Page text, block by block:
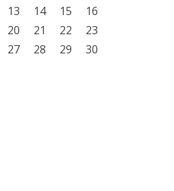
13 14 15
16
20 21 22
23
27 28 29
30